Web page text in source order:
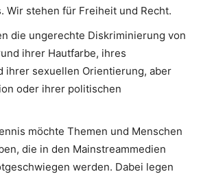
Wir stehen für Freiheit und Recht.
die ungerechte Diskriminierung von
ihrer Hautfarbe, ihres
ihrer sexuellen Orientierung, aber
oder ihrer politischen
möchte Themen und Menschen
die in den Mainstreammedien
werden. Dabei legen